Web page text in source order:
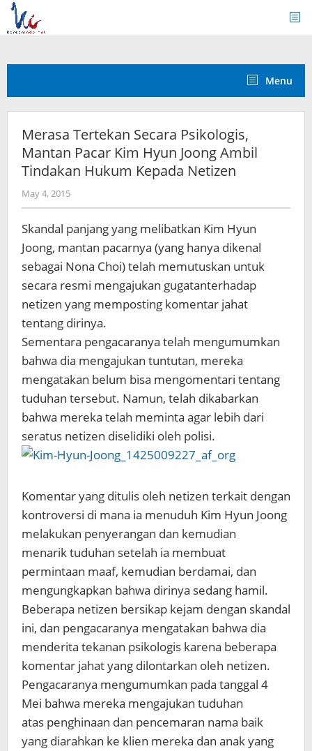
Skip
content
Menu
Merasa Tertekan Secara Psikologis,
Mantan Pacar Kim Hyun Joong Ambil
Tindakan Hukum Kepada Netizen
May 4, 2015by
Koreanindo
Skandal panjang yang melibatkan Kim Hyun
Joong, mantan pacarnya (yang hanya dikenal
sebagai Nona Choi) telah memutuskan untuk
secara resmi mengajukan gugatanterhadap
netizen yang memposting komentar jahat
tentang dirinya.
Sementara pengacaranya telah mengumumkan
bahwa dia mengajukan tuntutan, mereka
mengatakan belum bisa mengomentari tentang
tuduhan tersebut. Namun, telah dikabarkan
bahwa mereka telah meminta agar lebih dari
seratus netizen diselidiki oleh polisi.
Komentar yang ditulis oleh netizen terkait dengan
kontroversi di mana ia menuduh Kim Hyun Joong
melakukan penyerangan dan kemudian
menarik tuduhan setelah ia membuat
permintaan maaf, kemudian berdamai, dan
mengungkapkan bahwa dirinya sedang hamil.
Beberapa netizen bersikap kejam dengan skandal
ini, dan pengacaranya mengatakan bahwa dia
menderita tekanan psikologis karena beberapa
komentar jahat yang dilontarkan oleh netizen.
Pengacaranya mengumumkan pada tanggal 4
Mei bahwa mereka mengajukan tuduhan
atas penghinaan dan pencemaran nama baik
yang diarahkan ke klien mereka dan anak yang